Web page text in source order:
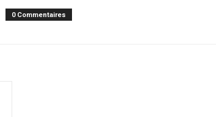
0 Commentaires